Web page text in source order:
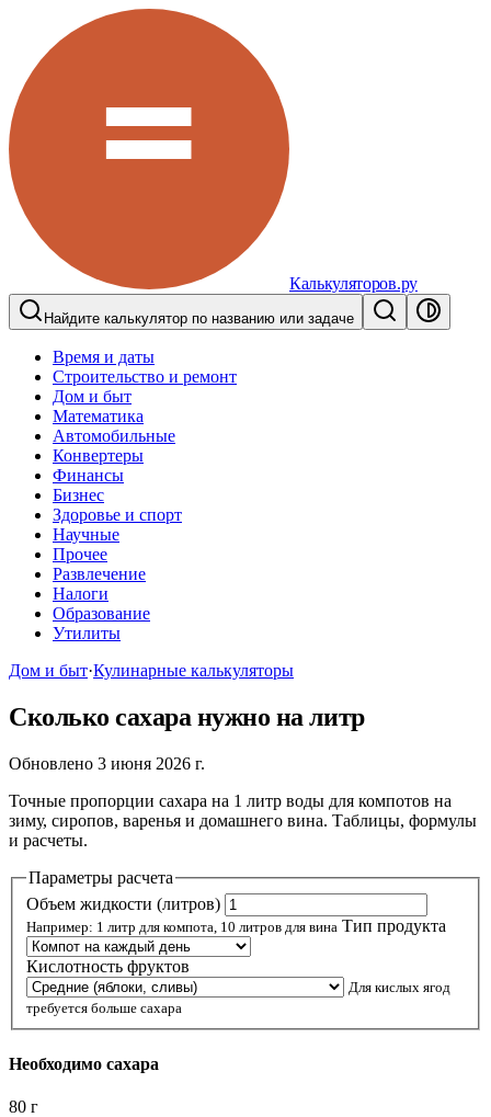
Калькуляторов.ру
Найдите калькулятор по названию или задаче
Время и даты
Строительство и ремонт
Дом и быт
Математика
Автомобильные
Конвертеры
Финансы
Бизнес
Здоровье и спорт
Научные
Прочее
Развлечение
Налоги
Образование
Утилиты
Дом и быт·Кулинарные калькуляторы
Сколько сахара нужно на литр
Обновлено 3 июня 2026 г.
Точные пропорции сахара на 1 литр воды для компотов на
зиму, сиропов, варенья и домашнего вина. Таблицы, формулы
и расчеты.
Параметры расчета
Объем жидкости (литров)
Например: 1 литр для компота, 10 литров для вина Тип продукта
Кислотность фруктов
Для кислых ягод
требуется больше сахара
Необходимо сахара
80 г